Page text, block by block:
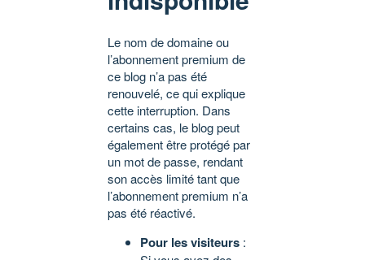
Le nom de domaine ou
l’abonnement premium de
ce blog n’a pas été
renouvelé, ce qui explique
cette interruption. Dans
certains cas, le blog peut
également être protégé par
un mot de passe, rendant
son accès limité tant que
l’abonnement premium n’a
pas été réactivé.
Pour les visiteurs :